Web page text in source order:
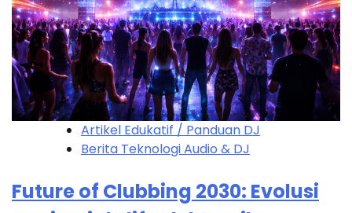
Artikel Edukatif / Panduan DJ
Berita Teknologi Audio & DJ
Future of Clubbing 2030: Evolusi